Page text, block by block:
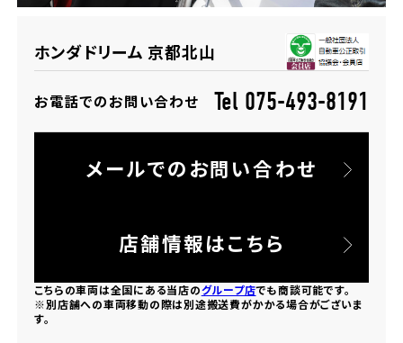
ホンダドリーム 京都北山
お電話でのお問い合わせ Tel 075-493-8191
メールでのお問い合わせ
店舗情報はこちら
こちらの車両は全国にある当店のグループ店でも商談可能です。
※別店舗への車両移動の際は別途搬送費がかかる場合がございま
す。
ホンダドリーム 所沢
ホンダドリーム 大宮